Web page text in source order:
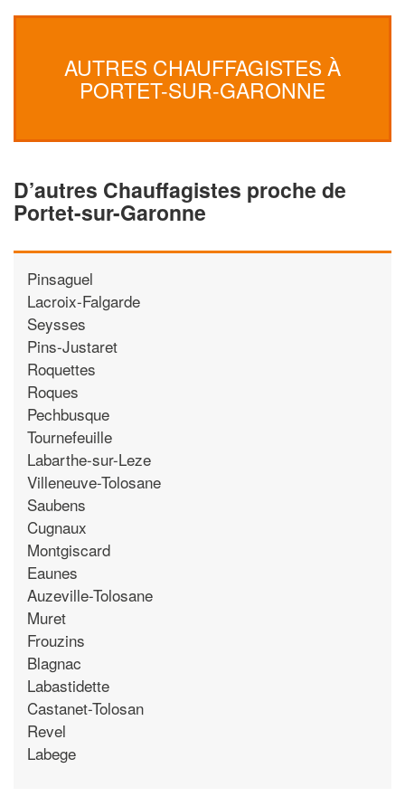
AUTRES CHAUFFAGISTES À
PORTET-SUR-GARONNE
D’autres Chauffagistes proche de
Portet-sur-Garonne
Pinsaguel
Lacroix-Falgarde
Seysses
Pins-Justaret
Roquettes
Roques
Pechbusque
Tournefeuille
Labarthe-sur-Leze
Villeneuve-Tolosane
Saubens
Cugnaux
Montgiscard
Eaunes
Auzeville-Tolosane
Muret
Frouzins
Blagnac
Labastidette
Castanet-Tolosan
Revel
Labege